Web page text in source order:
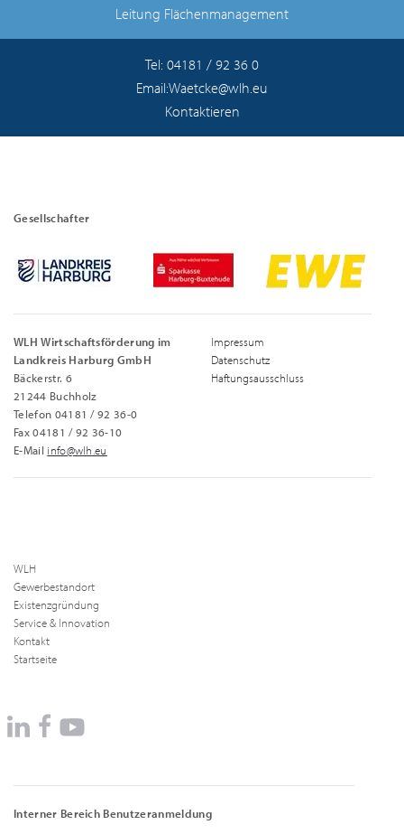
Leitung Flächenmanagement
Tel: 04181 / 92 36 0
Email:Waetcke@wlh.eu
Kontaktieren
Gesellschafter
WLH Wirtschaftsförderung im
Landkreis Harburg GmbH
Bäckerstr. 6
21244 Buchholz
Telefon 04181 / 92 36-0
Fax 04181 / 92 36-10
E-Mail info@wlh.eu
Impressum
Datenschutz
Haftungsausschluss
WLH
Gewerbestandort
Existenzgründung
Service & Innovation
Kontakt
Startseite
Interner Bereich Benutzeranmeldung